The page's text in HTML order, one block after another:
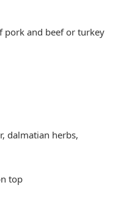
pork and beef or turkey
dalmatian herbs,
top